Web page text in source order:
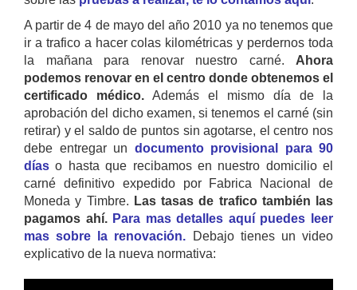
A partir de 4 de mayo del año 2010 ya no tenemos que
ir a trafico a hacer colas kilométricas y perdernos toda
la mañana para renovar nuestro carné. Ahora
podemos renovar en el centro donde obtenemos el
certificado médico. Además el mismo día de la
aprobación del dicho examen, si tenemos el carné (sin
retirar) y el saldo de puntos sin agotarse, el centro nos
debe entregar un documento provisional para 90
días o hasta que recibamos en nuestro domicilio el
carné definitivo expedido por Fabrica Nacional de
Moneda y Timbre. Las tasas de trafico también las
pagamos ahí. Para mas detalles aquí puedes leer
mas sobre la renovación. Debajo tienes un video
explicativo de la nueva normativa: